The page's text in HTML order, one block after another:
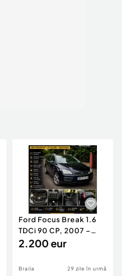
Ford Focus Break 1.6
TDCi 90 CP, 2007 –
Unic proprietar, ITP
2.200 eur
Braila 29 zile în urmă